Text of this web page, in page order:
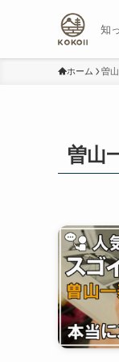
知
ホーム 曽
曽山